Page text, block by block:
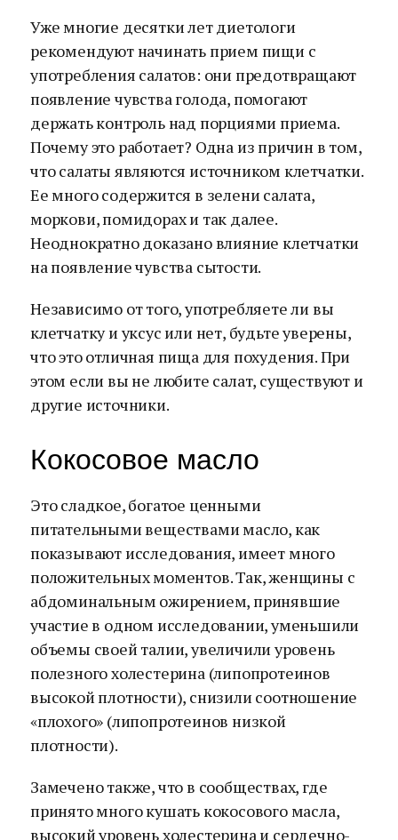
Уже многие десятки лет диетологи
рекомендуют начинать прием пищи с
употребления салатов: они предотвращают
появление чувства голода, помогают
держать контроль над порциями приема.
Почему это работает? Одна из причин в том,
что салаты являются источником клетчатки.
Ее много содержится в зелени салата,
моркови, помидорах и так далее.
Неоднократно доказано влияние клетчатки
на появление чувства сытости.
Независимо от того, употребляете ли вы
клетчатку и уксус или нет, будьте уверены,
что это отличная пища для похудения. При
этом если вы не любите салат, существуют и
другие источники.
Кокосовое масло
Это сладкое, богатое ценными
питательными веществами масло, как
показывают исследования, имеет много
положительных моментов. Так, женщины с
абдоминальным ожирением, принявшие
участие в одном исследовании, уменьшили
объемы своей талии, увеличили уровень
полезного холестерина (липопротеинов
высокой плотности), снизили соотношение
«плохого» (липопротеинов низкой
плотности).
Замечено также, что в сообществах, где
принято много кушать кокосового масла,
высокий уровень холестерина и сердечно-